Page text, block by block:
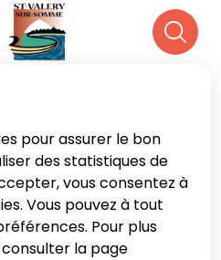
pour assurer le bon
des statistiques de
vous consentez à
Vous pouvez à tout
Pour plus
la page
Aller au
contenu
principal
Consulter
le plan du
site